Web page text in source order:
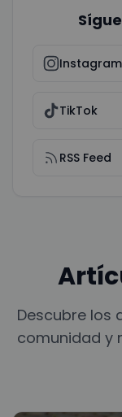
Instagram
TikTok
RSS Feed
Descubre los
comunidad y